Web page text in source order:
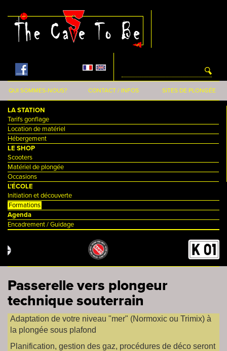
QUI SOMMES-NOUS? CONTACT / INFOS SITES DE PLONGÉE
LA STATION
Tarifs gonflage
Location de matériel
Hébergement
LE SHOP
Scooters
Matériel de plongée
Occasions
L'ÉCOLE
Initiation et découverte
Formations
Agenda
Encadrement / Guidage
Passerelle vers plongeur
technique souterrain
Adaptation de votre niveau "mer" (Normoxic ou Trimix) à
la plongée sous plafond
Planification, gestion des gaz, procédures de déco seront